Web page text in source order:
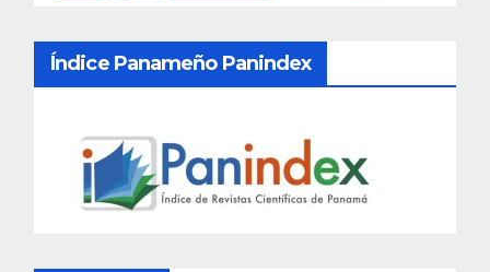
Índice Panameño Panindex